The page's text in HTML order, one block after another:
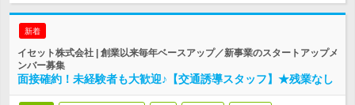
新着
イセット株式会社 | 創業以来毎年ベースアップ／新事業のスタートアップメ
ンバー募集
面接確約！未経験者も大歓迎♪【交通誘導スタッフ】★残業なし